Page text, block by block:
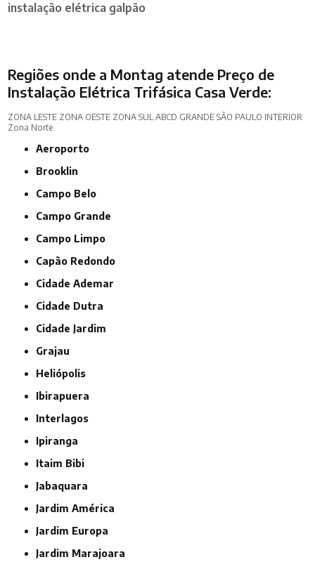
instalação elétrica galpão
Regiões onde a Montag atende Preço de
Instalação Elétrica Trifásica Casa Verde:
ZONA LESTE ZONA OESTE ZONA SUL ABCD GRANDE SÃO PAULO INTERIOR
Zona Norte
Aeroporto
Brooklin
Campo Belo
Campo Grande
Campo Limpo
Capão Redondo
Cidade Ademar
Cidade Dutra
Cidade Jardim
Grajau
Heliópolis
Ibirapuera
Interlagos
Ipiranga
Itaim Bibi
Jabaquara
Jardim América
Jardim Europa
Jardim Marajoara